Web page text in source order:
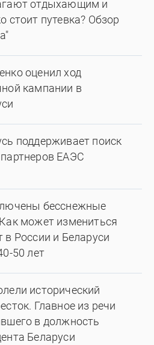
отдыхающим и
стоит путевка? Обзор
оценил ход
кампании в
поддерживает поиск
ЕАЭС
бесснежные
может измениться
в России и Беларуси
50 лет
исторический
Главное из речи
в должность
Беларуси